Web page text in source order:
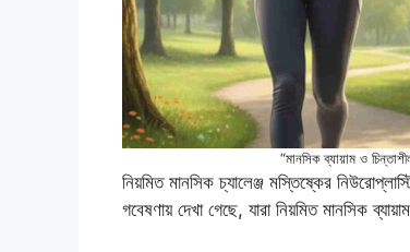
“মানসিক ব্যায়াম ও
নিয়মিত মানসিক চ্যালেঞ্জ মস্তিষ্কের
গবেষণায় দেখা গেছে, যারা নিয়মিত মানসিক